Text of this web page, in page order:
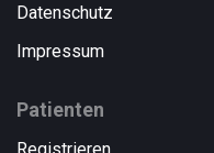
Datenschutz
Impressum
Patienten